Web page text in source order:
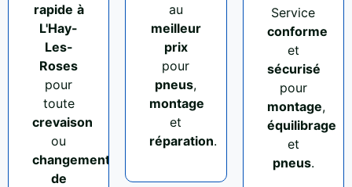
rapide à
L'Hay-
Les-
Roses
pour
toute
crevaison
ou
changement
de
au
meilleur
prix
pour
pneus,
montage
et
réparation.
Service
conforme
et
sécurisé
pour
montage,
équilibrage
et
pneus.